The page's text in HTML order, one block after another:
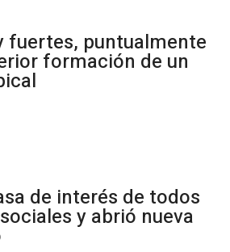
fuertes, puntualmente
formación de un
de interés de todos
y abrió nueva